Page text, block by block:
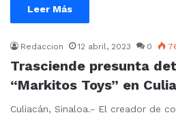
Leer Más
Redaccion 12 abril, 2023 0
Trasciende presunta
“Markitos Toys” en
Culiacán, Sinaloa.- El creador de